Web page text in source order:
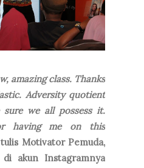
amazing class. Thanks
Adversity quotient
sure we all possess it.
having me on this
tulis Motivator Pemuda,
akun Instagramnya